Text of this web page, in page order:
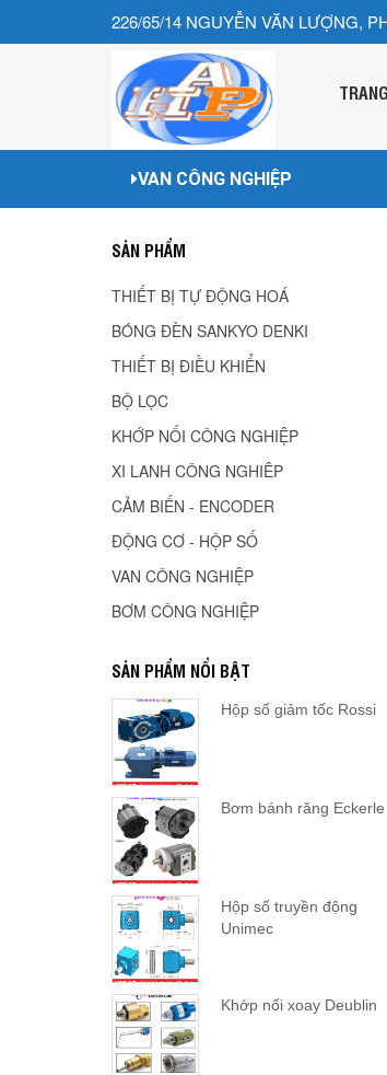
226/65/14 NGUYỄN VĂN LƯỢNG,
VAN CÔNG NGHIỆP
SẢN PHẨM
THIẾT BỊ TỰ ĐỘNG HOÁ
BÓNG ĐÈN SANKYO DENKI
THIẾT BỊ ĐIỀU KHIỂN
BỘ LỌC
KHỚP NỐI CÔNG NGHIỆP
XI LANH CÔNG NGHIÊP
CẢM BIẾN - ENCODER
ĐỘNG CƠ - HỘP SỐ
VAN CÔNG NGHIỆP
BƠM CÔNG NGHIỆP
SẢN PHẨM NỔI BẬT
Hộp số giảm tốc Rossi
Bơm bánh răng Eckerle
Hộp số truyền động
Unimec
Khớp nối xoay Deublin